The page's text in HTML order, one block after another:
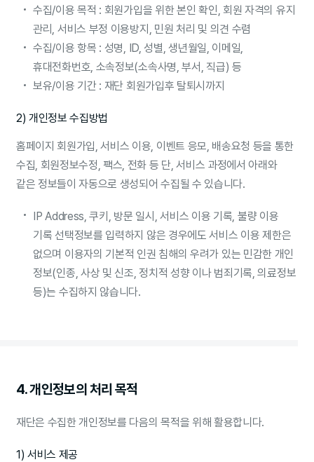
수집/이용 목적 : 회원가입을 위한 본인 확인, 회원 자격의 유지
관리, 서비스 부정 이용방지, 민원 처리 및 의견 수렴
수집/이용 항목 : 성명, ID, 성별, 생년월일, 이메일,
휴대전화번호, 소속정보(소속사명, 부서, 직급) 등
보유/이용 기간 : 재단 회원가입후 탈퇴시까지
2) 개인정보 수집방법
홈페이지 회원가입, 서비스 이용, 이벤트 응모, 배송요청 등을 통한
수집, 회원정보수정, 팩스, 전화 등 단, 서비스 과정에서 아래와
같은 정보들이 자동으로 생성되어 수집될 수 있습니다.
IP Address, 쿠키, 방문 일시, 서비스 이용 기록, 불량 이용
기록 선택정보를 입력하지 않은 경우에도 서비스 이용 제한은
없으며 이용자의 기본적 인권 침해의 우려가 있는 민감한 개인
정보(인종, 사상 및 신조, 정치적 성향 이나 범죄기록, 의료정보
등)는 수집하지 않습니다.
4. 개인정보의 처리 목적
재단은 수집한 개인정보를 다음의 목적을 위해 활용합니다.
1) 서비스 제공